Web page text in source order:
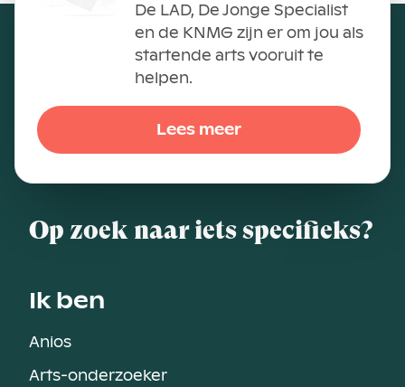
De LAD, De Jonge Specialist
en de KNMG zijn er om jou als
startende arts vooruit te
helpen.
Lees meer
Op zoek naar iets specifieks?
Ik ben
Anios
Arts-onderzoeker